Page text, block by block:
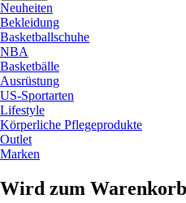
Neuheiten
Bekleidung
Basketballschuhe
NBA
Basketbälle
Ausrüstung
US-Sportarten
Lifestyle
Körperliche Pflegeprodukte
Outlet
Marken
Wird zum